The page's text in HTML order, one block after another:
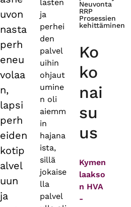
uvon
nasta
perh
eneu
volaa
n,
lapsi
perh
eiden
kotip
alvel
uun
ja
lasten
ja
perhei
den
palvel
uihin
ohjaut
umine
n oli
aiemm
in
hajana
ista,
sillä
jokaise
lla
palvel
Neuvonta
RRP
Prosessien
kehittäminen
Ko
ko
nai
su
us
Kymen
laakso
n HVA
-